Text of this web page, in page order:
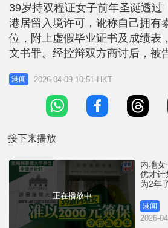
39岁持双程证女子前年圣诞透过
港居留入境许可，讹称自己拥有
位，附上虚假毕业证书及成绩表
文书罪。经控辩双方商讨后，被
院获裁判官黄国辉准以2000元
案情指，入境处前年圣诞节收到
透过优秀人才入境计划申请来港
先皇理工大学学位，附上毕业证
港闻 2026-04-09 10:51 HKT
接下来播放
正在播放中
内地女
优才计
为2年
港闻
2026-